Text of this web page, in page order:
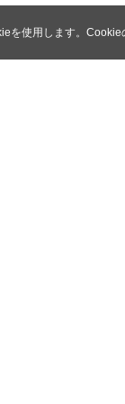
を使用します。Cookie